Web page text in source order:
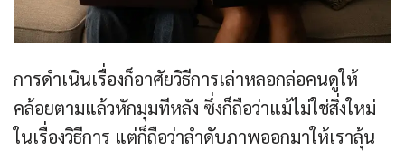
การดำเนินเรื่องก็อาศัยวิธีการเล่าหลอกล่อคนดูให้
คล้อยตามแล้วหักมุมทีหลัง ซึ่งก็ถือว่าแม้ไม่ใช่สิ่งใหม่
ในเรื่องวิธีการ แต่ก็ถือว่าลำดับภาพออกมาให้เราลุ้น